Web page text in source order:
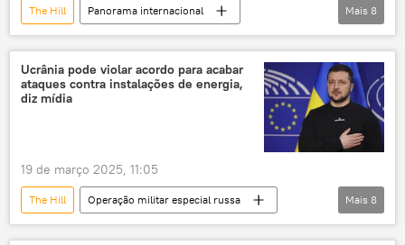
The Hill
Panorama internacional
Donald Trump
Vladimir Zelensky
Estados Unidos
Groenlândia
Dinamarca
Mais 8
Ucrânia pode violar acordo para acabar
ataques contra instalações de energia,
diz mídia
19 de março 2025, 11:05
The Hill
Operação militar especial russa
Europa
Rússia
Donald Trump
Mais 8